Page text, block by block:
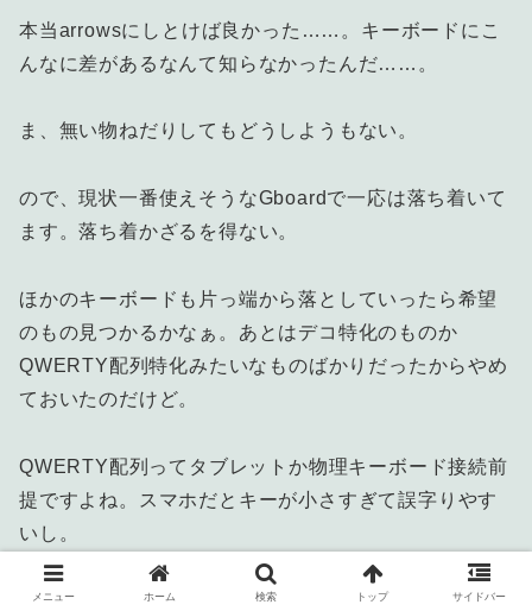
本当arrowsにしとけば良かった……。キーボードにこ
んなに差があるなんて知らなかったんだ……。
ま、無い物ねだりしてもどうしようもない。
ので、現状一番使えそうなGboardで一応は落ち着いて
ます。落ち着かざるを得ない。
ほかのキーボードも片っ端から落としていったら希望
のもの見つかるかなぁ。あとはデコ特化のものか
QWERTY配列特化みたいなものばかりだったからやめ
ておいたのだけど。
QWERTY配列ってタブレットか物理キーボード接続前
提ですよね。スマホだとキーが小さすぎて誤字りやす
いし。
今、一番満足感の高い文字入力アプリってどれなんで
メニュー ホーム 検索 トップ サイドバー